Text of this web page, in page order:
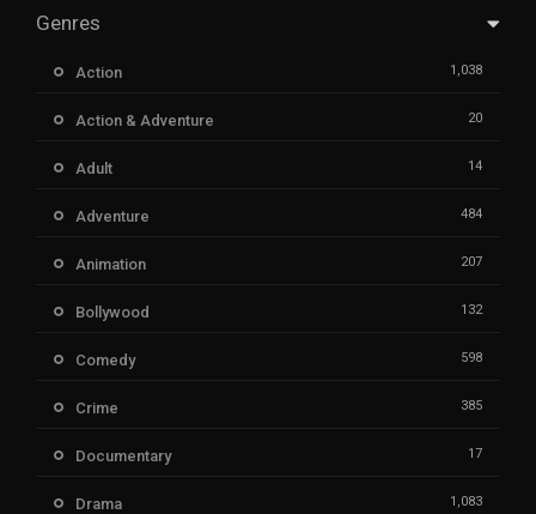
Genres
Action 1,038
Action & Adventure 20
Adult 14
Adventure 484
Animation 207
Bollywood 132
Comedy 598
Crime 385
Documentary 17
Drama 1,083